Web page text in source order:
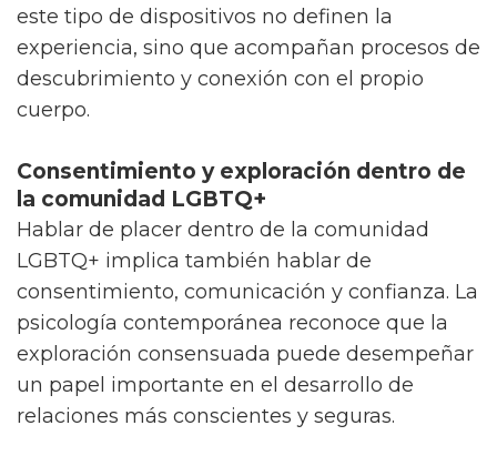
este tipo de dispositivos no definen la
experiencia, sino que acompañan procesos de
descubrimiento y conexión con el propio
cuerpo.
Consentimiento y exploración dentro de
la comunidad LGBTQ+
Hablar de placer dentro de la comunidad
LGBTQ+ implica también hablar de
consentimiento, comunicación y confianza. La
psicología contemporánea reconoce que la
exploración consensuada puede desempeñar
un papel importante en el desarrollo de
relaciones más conscientes y seguras.